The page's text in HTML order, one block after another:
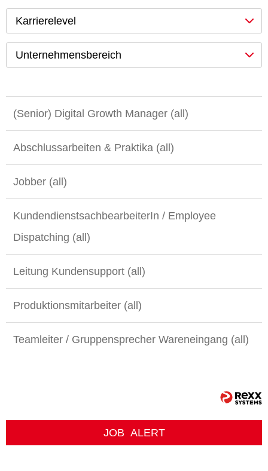
Karrierelevel
Unternehmensbereich
(Senior) Digital Growth Manager (all)
Abschlussarbeiten & Praktika (all)
Jobber (all)
KundendienstsachbearbeiterIn / Employee
Dispatching (all)
Leitung Kundensupport (all)
Produktionsmitarbeiter (all)
Teamleiter / Gruppensprecher Wareneingang (all)
JOB ALERT